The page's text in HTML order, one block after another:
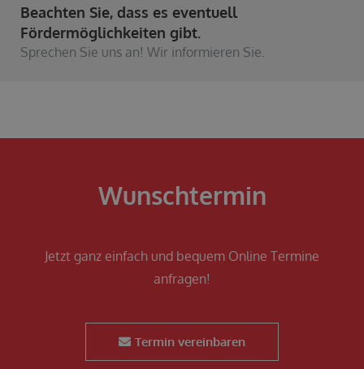
Beachten Sie, dass es eventuell
Fördermöglichkeiten gibt.
Sprechen Sie uns an! Wir informieren Sie.
Wunschtermin
Jetzt ganz einfach und bequem Online Termine
anfragen!
Termin vereinbaren